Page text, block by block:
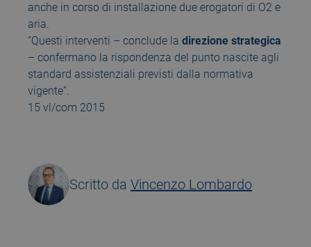
anche in corso di installazione due erogatori di O2 e
aria.
“Questi interventi – conclude la direzione strategica
– confermano la rispondenza del punto nascite agli
standard assistenziali previsti dalla normativa
vigente”.
15 vl/com 2015
Scritto da Vincenzo Lombardo